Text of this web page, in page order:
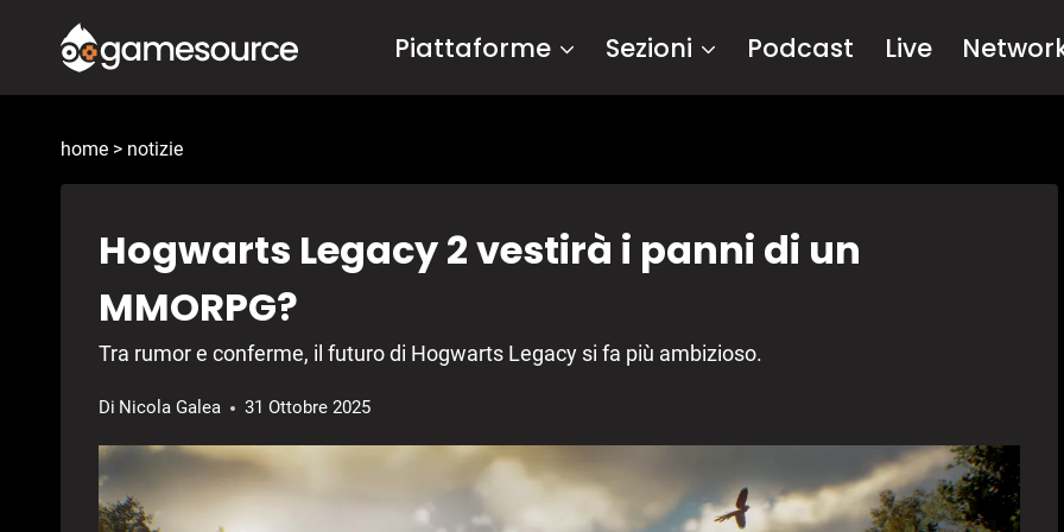
contenuto
Piattaforme Sezioni Podcast Live
home > notizie
Hogwarts Legacy 2 vestirà i panni di un
MMORPG?
Tra rumor e conferme, il futuro di Hogwarts Legacy si fa più ambizioso.
Di Nicola Galea 31 Ottobre 2025